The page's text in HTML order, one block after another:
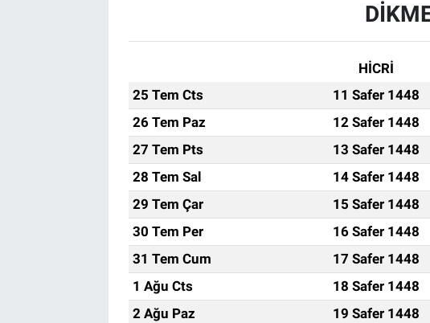
HİCRİ
25 Tem Cts
11 Safer 1448
26 Tem Paz
12 Safer 1448
27 Tem Pts
13 Safer 1448
28 Tem Sal
14 Safer 1448
29 Tem Çar
15 Safer 1448
30 Tem Per
16 Safer 1448
31 Tem Cum
17 Safer 1448
1 Ağu Cts
18 Safer 1448
2 Ağu Paz
19 Safer 1448